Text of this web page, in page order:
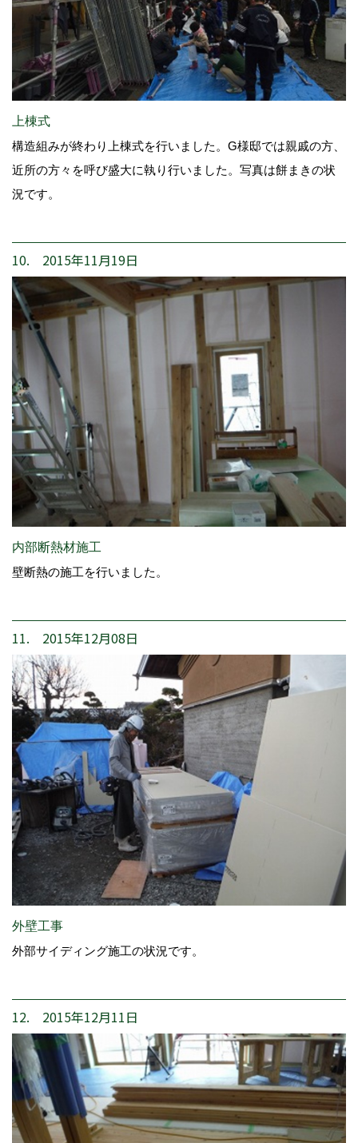
上棟式
構造組みが終わり上棟式を行いました。G様邸では親戚の方、
近所の方々を呼び盛大に執り行いました。写真は餅まきの状
況です。
10. 2015年11月19日
内部断熱材施工
壁断熱の施工を行いました。
11. 2015年12月08日
外壁工事
外部サイディング施工の状況です。
12. 2015年12月11日